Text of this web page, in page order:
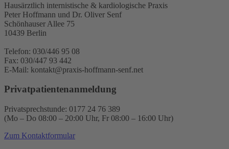
Hausärztlich internistische & kardiologische Praxis
Peter Hoffmann und Dr. Oliver Senf
Schönhauser Allee 75
10439 Berlin
Telefon: 030/446 95 08
Fax: 030/447 93 442
E-Mail: kontakt@praxis-hoffmann-senf.net
Privatpatientenanmeldung
Privatsprechstunde: 0177 24 76 389
(Mo – Do 08:00 – 20:00 Uhr, Fr 08:00 – 16:00 Uhr)
Zum Kontaktformular